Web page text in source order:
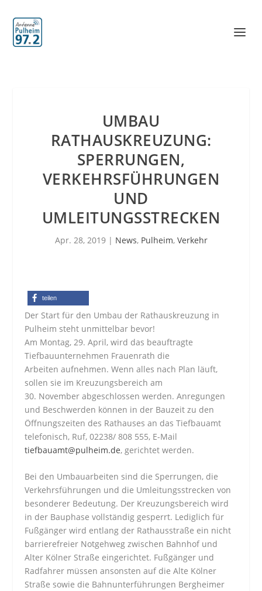
UMBAU
RATHAUSKREUZUNG:
SPERRUNGEN,
VERKEHRSFÜHRUNGEN
UND
UMLEITUNGSSTRECKEN
Apr. 28, 2019| News, Pulheim, Verkehr
teilen
Der Start für den Umbau der Rathauskreuzung in
Pulheim steht unmittelbar bevor!
Am Montag, 29. April, wird das beauftragte
Tiefbauunternehmen Frauenrath die
Arbeiten aufnehmen. Wenn alles nach Plan läuft,
sollen sie im Kreuzungsbereich am
30. November abgeschlossen werden. Anregungen
und Beschwerden können in der Bauzeit zu den
Öffnungszeiten des Rathauses an das Tiefbauamt
telefonisch, Ruf, 02238/ 808 555, E-Mail
tiefbauamt@pulheim.de, gerichtet werden.
Bei den Umbauarbeiten sind die Sperrungen, die
Verkehrsführungen und die Umleitungsstrecken von
besonderer Bedeutung. Der Kreuzungsbereich wird
in der Bauphase vollständig gesperrt. Lediglich für
Fußgänger wird entlang der Rathausstraße ein nicht
barrierefreier Notgehweg zwischen Bahnhof und
Alter Kölner Straße eingerichtet. Fußgänger und
Radfahrer müssen ansonsten auf die Alte Kölner
Straße sowie die Bahnunterführungen Bergheimer